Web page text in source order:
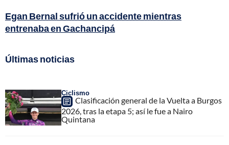
Egan Bernal sufrió un accidente mientras
entrenaba en Gachancipá
Últimas noticias
Ciclismo
Clasificación general de la Vuelta a Burgos
2026, tras la etapa 5; así le fue a Nairo
Quintana